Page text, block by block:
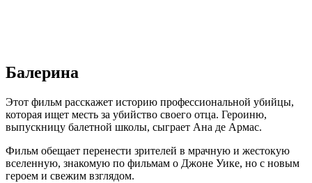
Балерина
Этот фильм расскажет историю профессиональной убийцы,
которая ищет месть за убийство своего отца. Героиню,
выпускницу балетной школы, сыграет Ана де Армас.
Фильм обещает перенести зрителей в мрачную и жестокую
вселенную, знакомую по фильмам о Джоне Уике, но с новым
героем и свежим взглядом.